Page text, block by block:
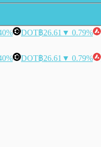
DOT฿26.61 ▼ 0.79%
DOT฿26.61 ▼ 0.79%